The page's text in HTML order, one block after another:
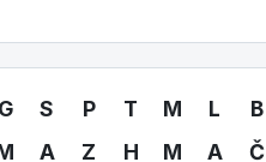
S P T M L B
A Z H M A Č